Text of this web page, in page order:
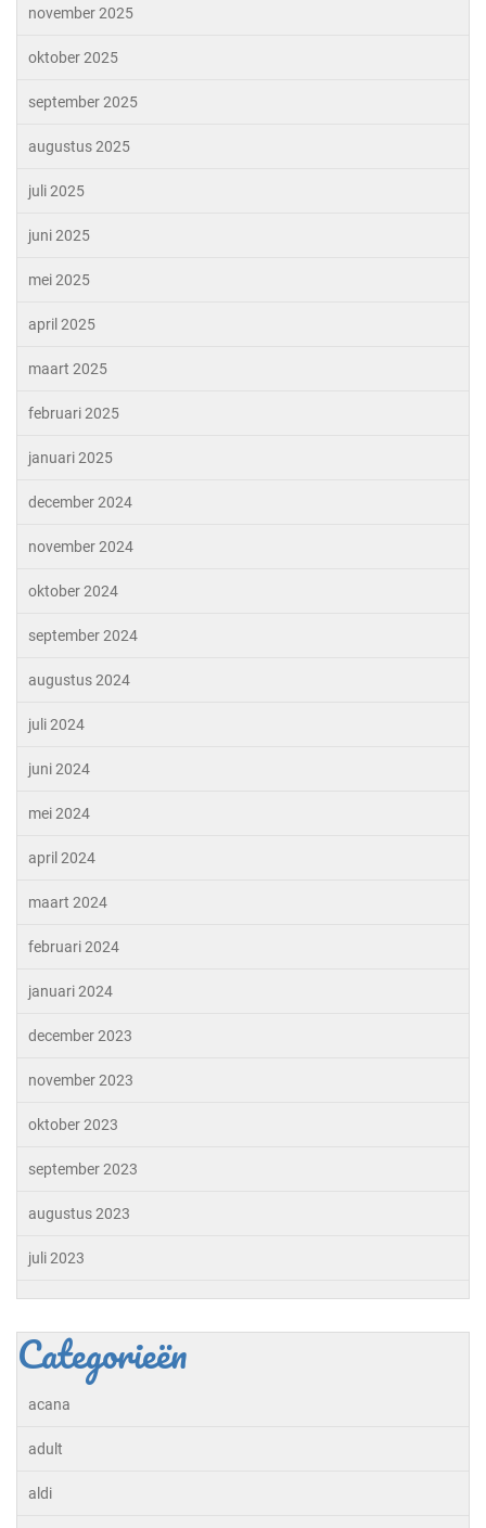
november 2025
oktober 2025
september 2025
augustus 2025
juli 2025
juni 2025
mei 2025
april 2025
maart 2025
februari 2025
januari 2025
december 2024
november 2024
oktober 2024
september 2024
augustus 2024
juli 2024
juni 2024
mei 2024
april 2024
maart 2024
februari 2024
januari 2024
december 2023
november 2023
oktober 2023
september 2023
augustus 2023
juli 2023
Categorieën
acana
adult
aldi